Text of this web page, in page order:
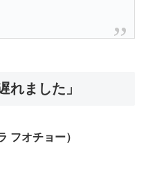
れました」
フオチョー）